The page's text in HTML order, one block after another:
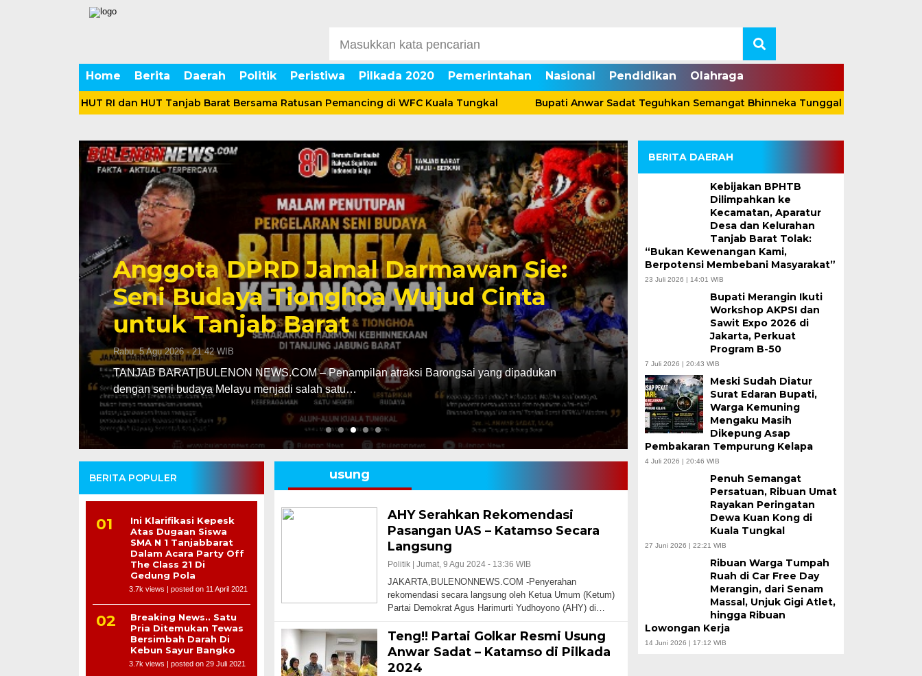
Home Berita Daerah Politik Peristiwa Pilkada 2020 Pemerintahan Nasional Pendidikan Olahraga
HUT RI dan HUT Tanjab Barat Bersama Ratusan Pemancing di WFC Kuala Tungkal Bupati Anwar Sadat Teguhkan Semangat Bhinneka Tunggal Ika Lewat
Anggota DPRD Jamal Darmawan Sie:
Seni Budaya Tionghoa Wujud Cinta
untuk Tanjab Barat
Rabu, 5 Agu 2026 - 21:42 WIB
TANJAB BARAT|BULENON NEWS.COM – Penampilan atraksi Barongsai yang dipadukan
dengan seni budaya Melayu menjadi salah satu…
Wabup Katamso
Kemenaker, Perkuat
Perlindungan
Rabu, 5 Agu 2026 - 17:37 WIB
BULENON NEWS |JAKARTA – Komitmen
meningkatkan kualitas sumber daya manusia…
BERITA POPULER
Ini Klarifikasi Kepesk
Atas Dugaan Siswa
SMA N 1 Tanjabbarat
Dalam Acara Party Off
The Class 21 Di
Gedung Pola
3.7k views | posted on 11 April 2021
Breaking News.. Satu
Pria Ditemukan Tewas
Bersimbah Darah Di
Kebun Sayur Bangko
3.7k views | posted on 29 Juli 2021
usung
AHY Serahkan Rekomendasi
Pasangan UAS – Katamso Secara
Langsung
Politik | Jumat, 9 Agu 2024 - 13:36 WIB
JAKARTA,BULENONNEWS.COM -Penyerahan
rekomendasi secara langsung oleh Ketua Umum (Ketum)
Partai Demokrat Agus Harimurti Yudhoyono (AHY) di…
Teng!! Partai Golkar Resmi Usung
Anwar Sadat – Katamso di Pilkada
2024
BERITA DAERAH
Kebijakan BPHTB
Dilimpahkan ke
Kecamatan, Aparatur
Desa dan Kelurahan
Tanjab Barat Tolak:
“Bukan Kewenangan Kami,
Berpotensi Membebani Masyarakat”
23 Juli 2026 | 14:01 WIB
Bupati Merangin Ikuti
Workshop AKPSI dan
Sawit Expo 2026 di
Jakarta, Perkuat
Program B-50
7 Juli 2026 | 20:43 WIB
Meski Sudah Diatur
Surat Edaran Bupati,
Warga Kemuning
Mengaku Masih
Dikepung Asap
Pembakaran Tempurung Kelapa
4 Juli 2026 | 20:46 WIB
Penuh Semangat
Persatuan, Ribuan Umat
Rayakan Peringatan
Dewa Kuan Kong di
Kuala Tungkal
27 Juni 2026 | 22:21 WIB
Ribuan Warga Tumpah
Ruah di Car Free Day
Merangin, dari Senam
Massal, Unjuk Gigi Atlet,
hingga Ribuan
Lowongan Kerja
14 Juni 2026 | 17:12 WIB